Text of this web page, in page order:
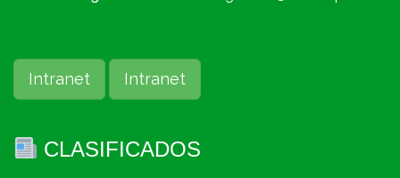
Intranet Intranet
CLASIFICADOS